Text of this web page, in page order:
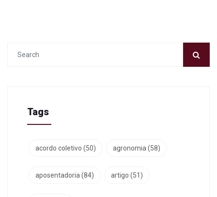
Tags
acordo coletivo (50) agronomia (58)
aposentadoria (84) artigo (51)